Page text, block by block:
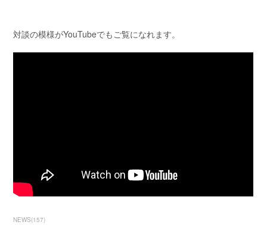
対談の模様がYouTubeでもご覧になれます。
NEWS(157)